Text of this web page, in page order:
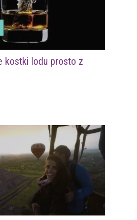
kostki lodu prosto z